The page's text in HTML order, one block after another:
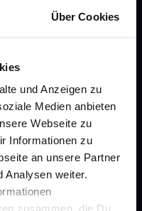
Über Cookies
und Anzeigen zu
Medien anbieten
Webseite zu
Informationen zu
an unsere Partner
Analysen weiter.